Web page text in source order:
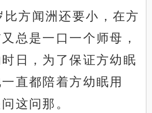
比方闻洲还要小，在方
总是一口一个师母，
日，为了保证方幼眠
直都陪着方幼眠用
这问那。